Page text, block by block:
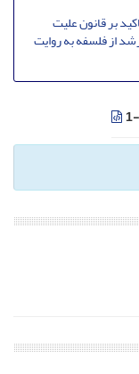
بر قانون علیت
از فلسفه به روایت